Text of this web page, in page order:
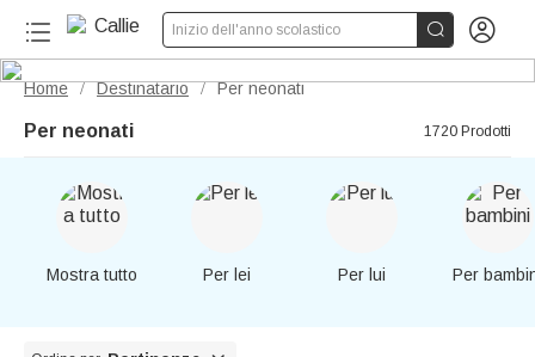
Inizio dell'anno scolastico  
Home / Destinatario / Per neonati
Per neonati 1720 Prodotti
Mostra tutto Per lei Per lui Per